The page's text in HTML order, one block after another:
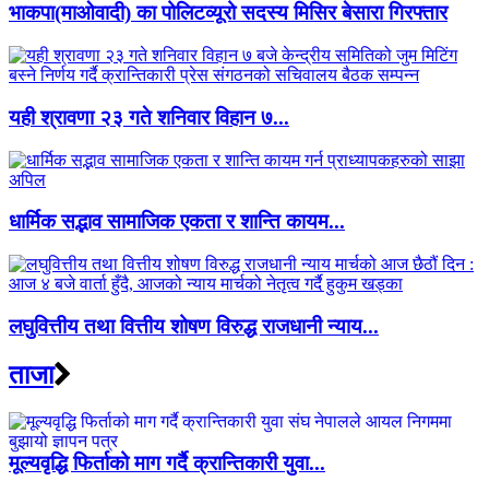
भाकपा(माओवादी) का पोलिटव्यूरो सदस्य मिसिर बेसारा गिरफ्तार
यही श्रावणा २३ गते शनिवार विहान ७...
धार्मिक सद्भाव सामाजिक एकता र शान्ति कायम...
लघुवित्तीय तथा वित्तीय शोषण विरुद्ध राजधानी न्याय...
ताजा
मूल्यवृद्धि फिर्ताको माग गर्दै क्रान्तिकारी युवा...